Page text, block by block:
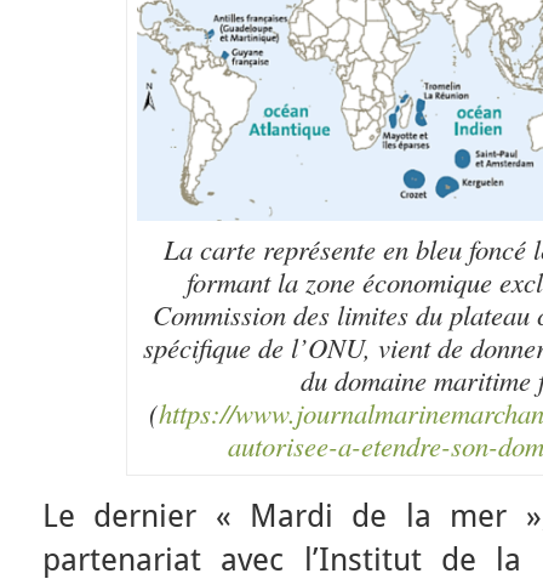
La carte représente en bleu foncé
formant la zone économique
Commission des limites du
spécifique de l’ONU, vient de
du domaine maritime
(https://
autorisee-a-etendre-son-
Le dernier « Mardi de la mer
partenariat avec l’Institut de